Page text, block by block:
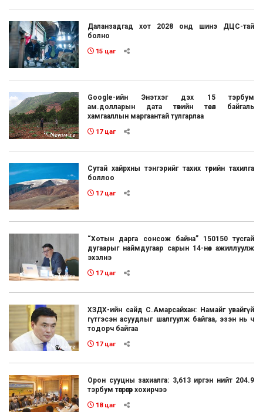
Даланзадгад хот 2028 онд шинэ ДЦС-тай
болно
15 цаг
Google-ийн Энэтхэг дэх 15 тэрбум
ам.долларын дата төвийн төсөл байгаль
хамгааллын маргаантай тулгарлаа
17 цаг
Сутай хайрхны тэнгэрийг тахих төрийн тахилга
боллоо
17 цаг
“Хотын дарга сонсож байна” 150150 тусгай
дугаарыг наймдугаар сарын 14-нөөс ажиллуулж
эхэлнэ
17 цаг
ХЗДХ-ийн сайд С.Амарсайхан: Намайг увайгүй
гүтгэсэн асуудлыг шалгуулж байгаа, эзэн нь ч
тодорч байгаа
17 цаг
Орон сууцны захиалга: 3,613 иргэн нийт 204.9
тэрбум төгрөгөөр хохирчээ
18 цаг